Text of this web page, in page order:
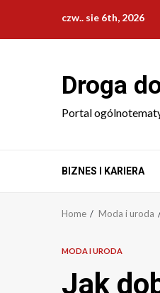
content
czw.. sie 6th, 2026
Droga
Portal
BIZNES I KARIERA
Home Moda i uroda
MODA I URODA
Jak